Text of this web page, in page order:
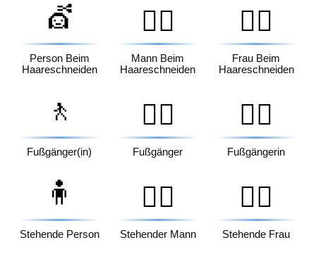
💇
Person Beim
Haareschneiden
💇‍♂️
Mann Beim
Haareschneiden
💇‍♀️
Frau Beim
Haareschneiden
🚶
Fußgänger(in)
🚶‍♂️
Fußgänger
🚶‍♀️
Fußgängerin
🧍
Stehende Person
🧍‍♂️
Stehender Mann
🧍‍♀️
Stehende Frau